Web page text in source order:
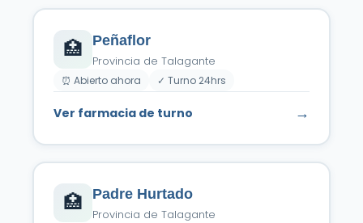
🏥 Peñaflor
Provincia de Talagante
⏰ Abierto ahora ✓ Turno 24hrs
Ver farmacia de turno →
🏥 Padre Hurtado
Provincia de Talagante